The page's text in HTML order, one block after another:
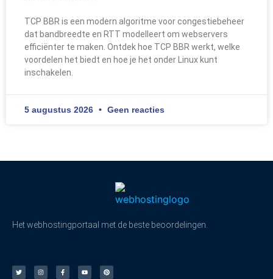
TCP BBR is een modern algoritme voor congestiebeheer
dat bandbreedte en RTT modelleert om webservers
efficiënter te maken. Ontdek hoe TCP BBR werkt, welke
voordelen het biedt en hoe je het onder Linux kunt
inschakelen.
5 augustus 2026 Geen reacties
Het webhostingportaal met de beste beoordelingen.